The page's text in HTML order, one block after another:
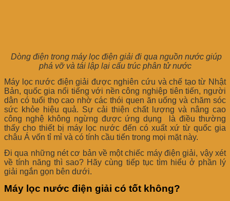
Dòng điện trong máy lọc điện giải đi qua nguồn nước giúp
phá vỡ và tái lập lại cấu trúc phân tử nước
Máy lọc nước điện giải được nghiên cứu và chế tạo từ Nhật
Bản, quốc gia nổi tiếng với nền công nghiệp tiên tiến, người
dân có tuổi thọ cao nhờ các thói quen ăn uống và chăm sóc
sức khỏe hiệu quả. Sự cải thiện chất lượng và nâng cao
công nghệ không ngừng được ứng dụng là điều thường
thấy cho thiết bị máy lọc nước đến có xuất xứ từ quốc gia
châu Á vốn tỉ mỉ và có tính cầu tiến trong mọi mặt này.
Đi qua những nét cơ bản về một chiếc máy điện giải, vậy xét
về tính năng thì sao? Hãy cùng tiếp tục tìm hiểu ở phần lý
giải ngắn gọn bên dưới.
Máy lọc nước điện giải có tốt không?